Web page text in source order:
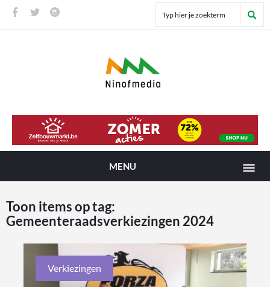
MENU
Toon items op tag:
Gemeenteraadsverkiezingen 2024
Verkiezingen